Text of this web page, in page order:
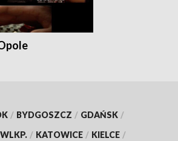
/ BYDGOSZCZ / GDAŃSK /
/ KATOWICE / KIELCE /